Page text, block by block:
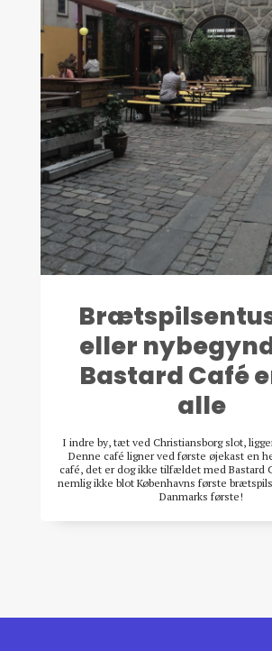
eller
Bastard Café
alle
I indre by, tæt ved Christiansborg slot,
Denne café ligner ved første øjekast en
café, det er dog ikke tilfældet med Bastard
nemlig ikke blot Københavns første
Danmarks første!